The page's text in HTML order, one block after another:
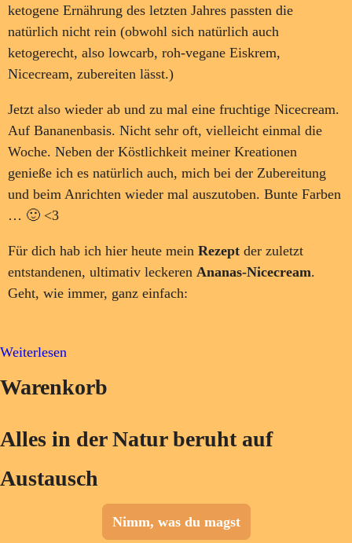
ketogene Ernährung des letzten Jahres passten die
natürlich nicht rein (obwohl sich natürlich auch
ketogerecht, also lowcarb, roh-vegane Eiskrem,
Nicecream, zubereiten lässt.)
Jetzt also wieder ab und zu mal eine fruchtige Nicecream.
Auf Bananenbasis. Nicht sehr oft, vielleicht einmal die
Woche. Neben der Köstlichkeit meiner Kreationen
genieße ich es natürlich auch, mich bei der Zubereitung
und beim Anrichten wieder mal auszutoben. Bunte Farben
… 🙂 <3
Für dich hab ich hier heute mein Rezept der zuletzt
entstandenen, ultimativ leckeren Ananas-Nicecream.
Geht, wie immer, ganz einfach:
Weiterlesen
Warenkorb
Alles in der Natur beruht auf
Austausch
Nimm, was du magst